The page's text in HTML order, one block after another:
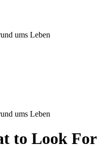
ums Leben
ums Leben
to Look For